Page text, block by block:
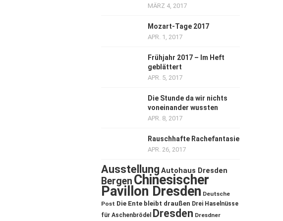
MÄRZ 4, 2017
Mozart-Tage 2017
APR. 1, 2017
Frühjahr 2017 – Im Heft
geblättert
APR. 5, 2017
Die Stunde da wir nichts
voneinander wussten
APR. 8, 2017
Rauschhafte Rachefantasie
APR. 26, 2017
Ausstellung Autohaus Dresden
Bergen Chinesischer
Pavillon Dresden Deutsche
Post Die Ente bleibt draußen Drei Haselnüsse
für Aschenbrödel
Dresden Dresdner